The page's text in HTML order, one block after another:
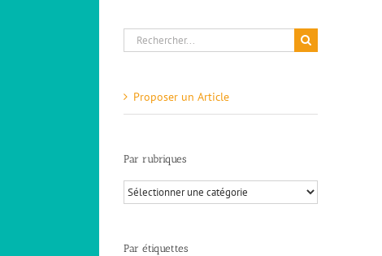
Rechercher:
Proposer un Article
Par rubriques
Par
rubriques
Par étiquettes